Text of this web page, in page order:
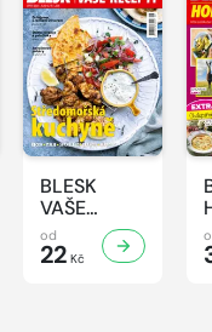
BLESK
VAŠE
RECEPTY -
8/2026
od
22 Kč